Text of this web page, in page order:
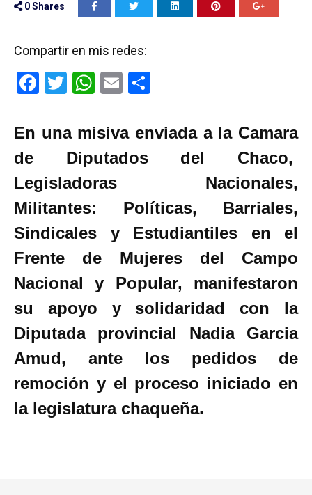
0Shares
Compartir en mis redes:
F
ce
o
o
k
T
tt
er
W
at
s
A
p
p
E
ail m
tir
En una misiva enviada a la Camara
de Diputados del Chaco,
Legisladoras Nacionales,
Militantes: Políticas, Barriales,
Sindicales y Estudiantiles en el
Frente de Mujeres del Campo
Nacional y Popular, manifestaron
su apoyo y solidaridad con la
Diputada provincial Nadia Garcia
Amud, ante los pedidos de
remoción y el proceso iniciado en
la legislatura chaqueña.